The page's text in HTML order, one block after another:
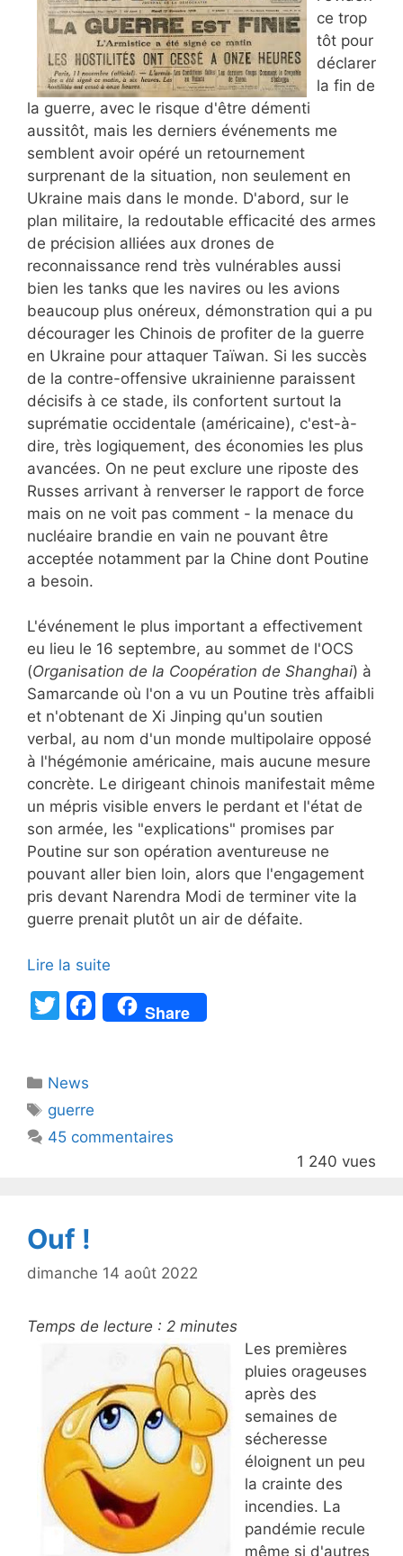
ce trop
tôt pour
déclarer
la fin de
la guerre, avec le risque d'être démenti
aussitôt, mais les derniers événements me
semblent avoir opéré un retournement
surprenant de la situation, non seulement en
Ukraine mais dans le monde. D'abord, sur le
plan militaire, la redoutable efficacité des armes
de précision alliées aux drones de
reconnaissance rend très vulnérables aussi
bien les tanks que les navires ou les avions
beaucoup plus onéreux, démonstration qui a pu
décourager les Chinois de profiter de la guerre
en Ukraine pour attaquer Taïwan. Si les succès
de la contre-offensive ukrainienne paraissent
décisifs à ce stade, ils confortent surtout la
suprématie occidentale (américaine), c'est-à-
dire, très logiquement, des économies les plus
avancées. On ne peut exclure une riposte des
Russes arrivant à renverser le rapport de force
mais on ne voit pas comment - la menace du
nucléaire brandie en vain ne pouvant être
acceptée notamment par la Chine dont Poutine
a besoin.
L'événement le plus important a effectivement
eu lieu le 16 septembre, au sommet de l'OCS
(Organisation de la Coopération de Shanghai) à
Samarcande où l'on a vu un Poutine très affaibli
et n'obtenant de Xi Jinping qu'un soutien
verbal, au nom d'un monde multipolaire opposé
à l'hégémonie américaine, mais aucune mesure
concrète. Le dirigeant chinois manifestait même
un mépris visible envers le perdant et l'état de
son armée, les "explications" promises par
Poutine sur son opération aventureuse ne
pouvant aller bien loin, alors que l'engagement
pris devant Narendra Modi de terminer vite la
guerre prenait plutôt un air de défaite.
Lire la suite
T
er
F
a
o
Share
Catégories
News
Étiquettes
guerre
45 commentaires
1 240 vues
Ouf !
dimanche 14 août 2022
Temps de lecture : 2 minutes
Les premières
pluies orageuses
après des
semaines de
sécheresse
éloignent un peu
la crainte des
incendies. La
pandémie recule
même si d'autres